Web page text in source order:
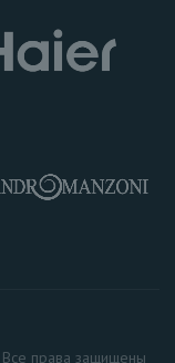
права защищены